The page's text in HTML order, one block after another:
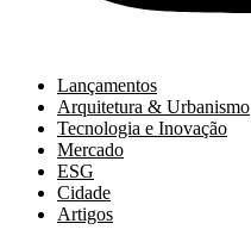
Lançamentos
Arquitetura & Urbanismo
Tecnologia e Inovação
Mercado
ESG
Cidade
Artigos